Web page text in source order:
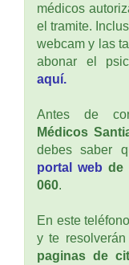
médicos
el tramite.
webcam y las
abonar el
aquí.
Antes de
Médicos
debes saber
portal web de
060.
En este
y te
paginas de